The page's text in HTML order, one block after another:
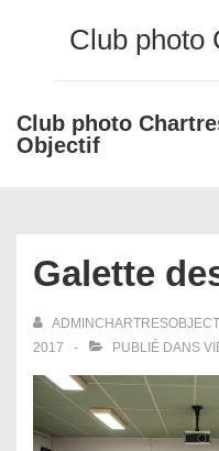
principal
Club photo
Club photo
Objectif
Galette
2017
PUBLIÉ DANS